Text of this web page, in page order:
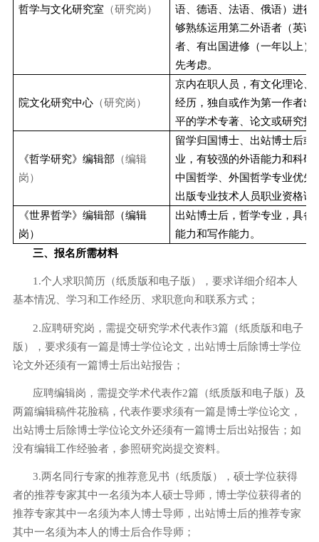
哲学与文化研究室 （研究岗）
语、德语、法语、俄语）进行
够熟练运用第二外语者（英语
者、有出国进修（一年以上）
先考虑。
院文化研究中心 （研究岗）
京内在职人员，有文化理论、
经历，独自或作为第一作者出
平的学术专著、论文或研究报
《哲学研究》编辑部 （编辑
岗）
留学归国博士、出站博士后或
业，有较强的外语能力和科研
中国哲学、外国哲学专业优先
出版专业技术人员职业资格证
《世界哲学》编辑部（编辑
岗）
出站博士后，哲学专业，具
能力和写作能力。
三、报名所需材料
1.个人求职简历（纸质版和电子版），要求详细介绍本人
基本情况、学习和工作经历、求职意向和联系方式；
2.应聘研究岗，需提交研究学术代表作3篇（纸质版和电子
版），要求须有一篇是博士学位论文，出站博士后除博士学位
论文外还须有一篇博士后出站报告；
应聘编辑岗，需提交学术代表作2篇（纸质版和电子版）及
两篇编辑稿件花脸稿，代表作要求须有一篇是博士学位论文，
出站博士后除博士学位论文外还须有一篇博士后出站报告；如
没有编辑工作经验者，参照研究岗提交资料。
3.两名同行专家的推荐意见书（纸质版），硕士学位获得
者的推荐专家其中一名须为本人硕士导师，博士学位获得者的
推荐专家其中一名须为本人博士导师，出站博士后的推荐专家
其中一名须为本人的博士后合作导师；